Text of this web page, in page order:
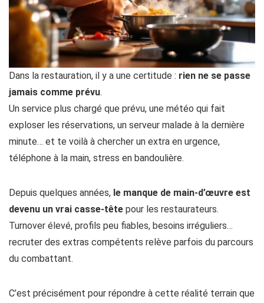
Dans la restauration, il y a une certitude : rien ne se passe
jamais comme prévu.
Un service plus chargé que prévu, une météo qui fait
exploser les réservations, un serveur malade à la dernière
minute… et te voilà à chercher un extra en urgence,
téléphone à la main, stress en bandoulière.
Depuis quelques années, le manque de main-d’œuvre est
devenu un vrai casse-tête pour les restaurateurs.
Turnover élevé, profils peu fiables, besoins irréguliers…
recruter des extras compétents relève parfois du parcours
du combattant.
C’est précisément pour répondre à cette réalité terrain que